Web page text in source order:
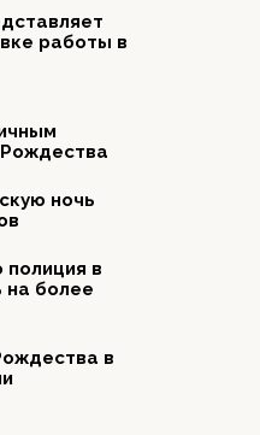
работы в
ночь
в
на более
в